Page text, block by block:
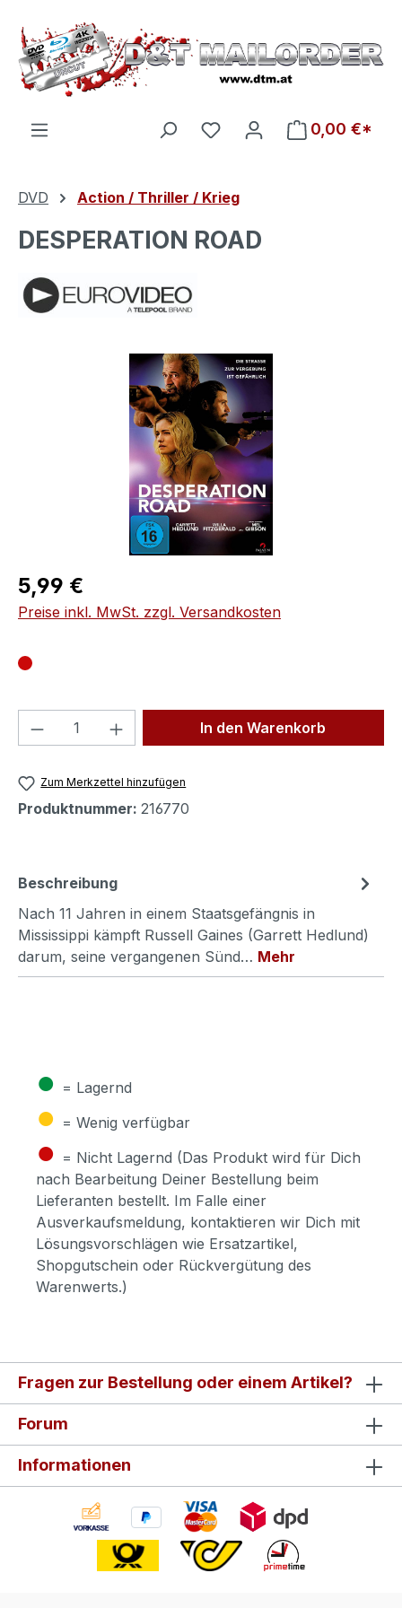
Zum Hauptinhalt springen
Du hast 0 Produkte auf
0,00 €*
DVD Action / Thriller / Krieg
DESPERATION ROAD
Bildergalerie überspringen
Regulärer Preis:
5,99 €
Preise inkl. MwSt. zzgl. Versandkosten
Produkt Anzahl: Gib denIn den Warenkorb
Zum Merkzettel hinzufügen
Produktnummer: 216770
Beschreibung
Nach 11 Jahren in einem Staatsgefängnis in
Mississippi kämpft Russell Gaines (Garrett Hedlund)
darum, seine vergangenen Sünd… Mehr
● = Lagernd
● = Wenig verfügbar
● = Nicht Lagernd (Das Produkt wird für Dich
nach Bearbeitung Deiner Bestellung beim
Lieferanten bestellt. Im Falle einer
Ausverkaufsmeldung, kontaktieren wir Dich mit
Lösungsvorschlägen wie Ersatzartikel,
Shopgutschein oder Rückvergütung des
Warenwerts.)
Fragen zur Bestellung oder einem Artikel?
Forum
Informationen